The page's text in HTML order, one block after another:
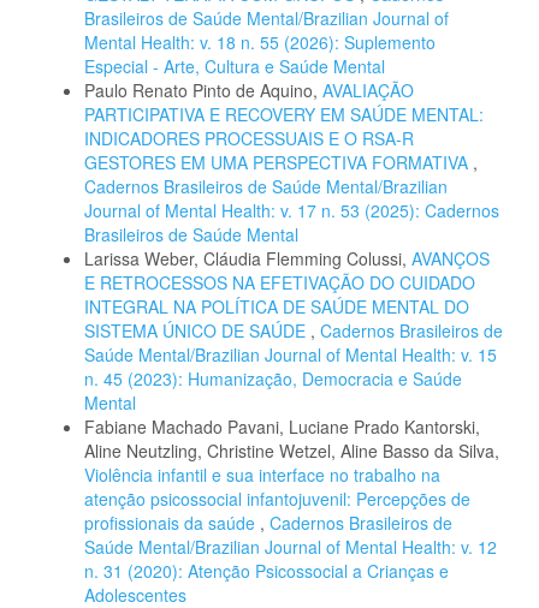
Brasileiros de Saúde Mental/Brazilian Journal of
Mental Health: v. 18 n. 55 (2026): Suplemento
Especial - Arte, Cultura e Saúde Mental
Paulo Renato Pinto de Aquino, AVALIAÇÃO
PARTICIPATIVA E RECOVERY EM SAÚDE MENTAL:
INDICADORES PROCESSUAIS E O RSA-R
GESTORES EM UMA PERSPECTIVA FORMATIVA ,
Cadernos Brasileiros de Saúde Mental/Brazilian
Journal of Mental Health: v. 17 n. 53 (2025): Cadernos
Brasileiros de Saúde Mental
Larissa Weber, Cláudia Flemming Colussi, AVANÇOS
E RETROCESSOS NA EFETIVAÇÃO DO CUIDADO
INTEGRAL NA POLÍTICA DE SAÚDE MENTAL DO
SISTEMA ÚNICO DE SAÚDE , Cadernos Brasileiros de
Saúde Mental/Brazilian Journal of Mental Health: v. 15
n. 45 (2023): Humanização, Democracia e Saúde
Mental
Fabiane Machado Pavani, Luciane Prado Kantorski,
Aline Neutzling, Christine Wetzel, Aline Basso da Silva,
Violência infantil e sua interface no trabalho na
atenção psicossocial infantojuvenil: Percepções de
profissionais da saúde , Cadernos Brasileiros de
Saúde Mental/Brazilian Journal of Mental Health: v. 12
n. 31 (2020): Atenção Psicossocial a Crianças e
Adolescentes